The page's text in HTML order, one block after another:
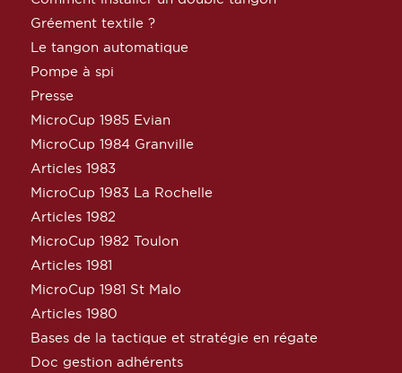
Gréement textile ?
Le tangon automatique
Pompe à spi
Presse
MicroCup 1985 Evian
MicroCup 1984 Granville
Articles 1983
MicroCup 1983 La Rochelle
Articles 1982
MicroCup 1982 Toulon
Articles 1981
MicroCup 1981 St Malo
Articles 1980
Bases de la tactique et stratégie en régate
Doc gestion adhérents